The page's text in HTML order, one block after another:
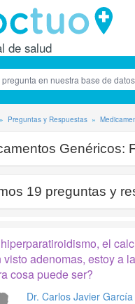
de salud
Preguntas y Respuestas
Genéricos:
19 preguntas y
el
visto adenomas, estoy a
cosa puede ser?
Dr. Carlos Javier